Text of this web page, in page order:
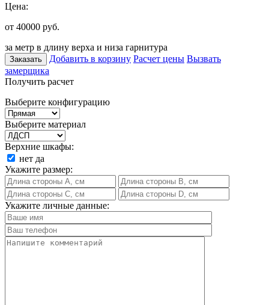
Цена:
от 40000 руб.
за метр в длину верха и низа гарнитура
Заказать Добавить в корзину Расчет цены Вызвать
замерщика
Получить расчет
Выберите конфигурацию
Выберите материал
Верхние шкафы:
нет да
Укажите размер:
Укажите личные данные: